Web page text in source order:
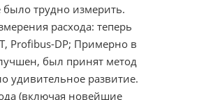
трудно измерить.
расхода: теперь
Profibus-DP; Примерно в
был принят метод
удивительное развитие.
(включая новейшие